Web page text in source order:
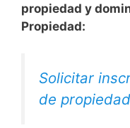
propiedad y
Propiedad:
Solicitar
de